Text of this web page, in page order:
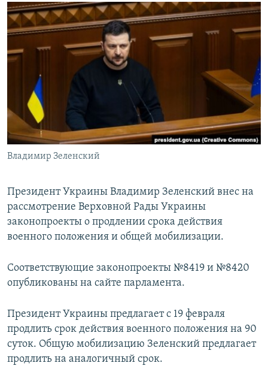
ТЕЛЕПРОЕКТ КРЫМ.РЕАЛИИ
СОВЕТЫ ПРАВОЗАЩИТНИКОВ
ПРОПАВШИЕ БЕЗ ВЕСТИ
ПОБЕДИТЕЛЕЙ НЕ СУДЯТ?
КРЫМ.НЕПОКОРЕННЫЙ
ELIFBE
УКРАИНСКАЯ ПРОБЛЕМА КРЫМА
Українською
ПРИСОЕДИНЯЙТЕСЬ!
Все сайты RFE/RL
Владимир Зеленский
Президент Украины Владимир Зеленский внес на
рассмотрение Верховной Рады Украины
законопроекты о продлении срока действия
военного положения и общей мобилизации.
Соответствующие законопроекты №8419 и №8420
опубликованы на сайте парламента.
Президент Украины предлагает с 19 февраля
продлить срок действия военного положения на 90
суток. Общую мобилизацию Зеленский предлагает
продлить на аналогичный срок.